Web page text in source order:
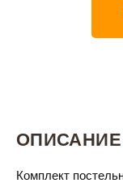
Комплект